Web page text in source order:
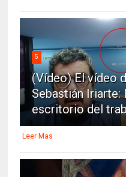
5
(Vídeo) El vídeo
Sebastián Iriarte:
escritorio del
Leer Mas